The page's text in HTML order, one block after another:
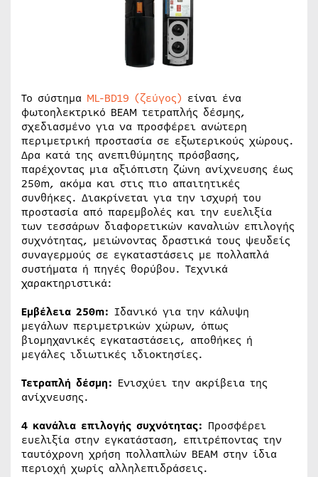
Το σύστημα ML-BD19 (ζεύγος) είναι ένα
φωτοηλεκτρικό BEAM τετραπλής δέσμης,
σχεδιασμένο για να προσφέρει ανώτερη
περιμετρική προστασία σε εξωτερικούς χώρους.
Δρα κατά της ανεπιθύμητης πρόσβασης,
παρέχοντας μια αξιόπιστη ζώνη ανίχνευσης έως
250m, ακόμα και στις πιο απαιτητικές
συνθήκες. Διακρίνεται για την ισχυρή του
προστασία από παρεμβολές και την ευελιξία
των τεσσάρων διαφορετικών καναλιών επιλογής
συχνότητας, μειώνοντας δραστικά τους ψευδείς
συναγερμούς σε εγκαταστάσεις με πολλαπλά
συστήματα ή πηγές θορύβου. Τεχνικά
χαρακτηριστικά:
Εμβέλεια 250m: Ιδανικό για την κάλυψη
μεγάλων περιμετρικών χώρων, όπως
βιομηχανικές εγκαταστάσεις, αποθήκες ή
μεγάλες ιδιωτικές ιδιοκτησίες.
Τετραπλή δέσμη: Ενισχύει την ακρίβεια της
ανίχνευσης.
4 κανάλια επιλογής συχνότητας: Προσφέρει
ευελιξία στην εγκατάσταση, επιτρέποντας την
ταυτόχρονη χρήση πολλαπλών BEAM στην ίδια
περιοχή χωρίς αλληλεπιδράσεις.